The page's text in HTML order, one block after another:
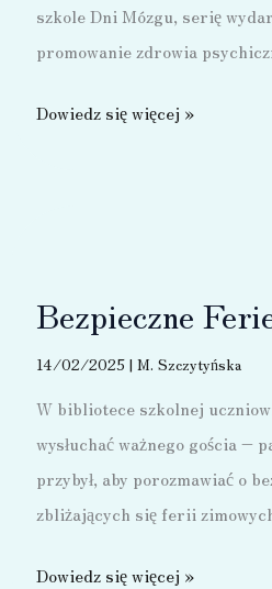
rodziców
szkole Dni Mózgu, serię
promowanie zdrowia
Dni
Dowiedz się więcej »
Bezpieczne
14/02/2025 | M. Szczytyńska
W bibliotece szkolnej
wysłuchać ważnego gościa –
przybył, aby porozmawiać o
zbliżających się ferii
Bezpieczne
Dowiedz się więcej »